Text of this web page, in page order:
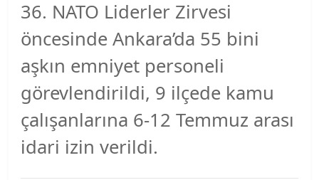
36. NATO Liderler Zirvesi
öncesinde Ankara’da 55 bini
aşkın emniyet personeli
görevlendirildi, 9 ilçede kamu
çalışanlarına 6-12 Temmuz arası
idari izin verildi.